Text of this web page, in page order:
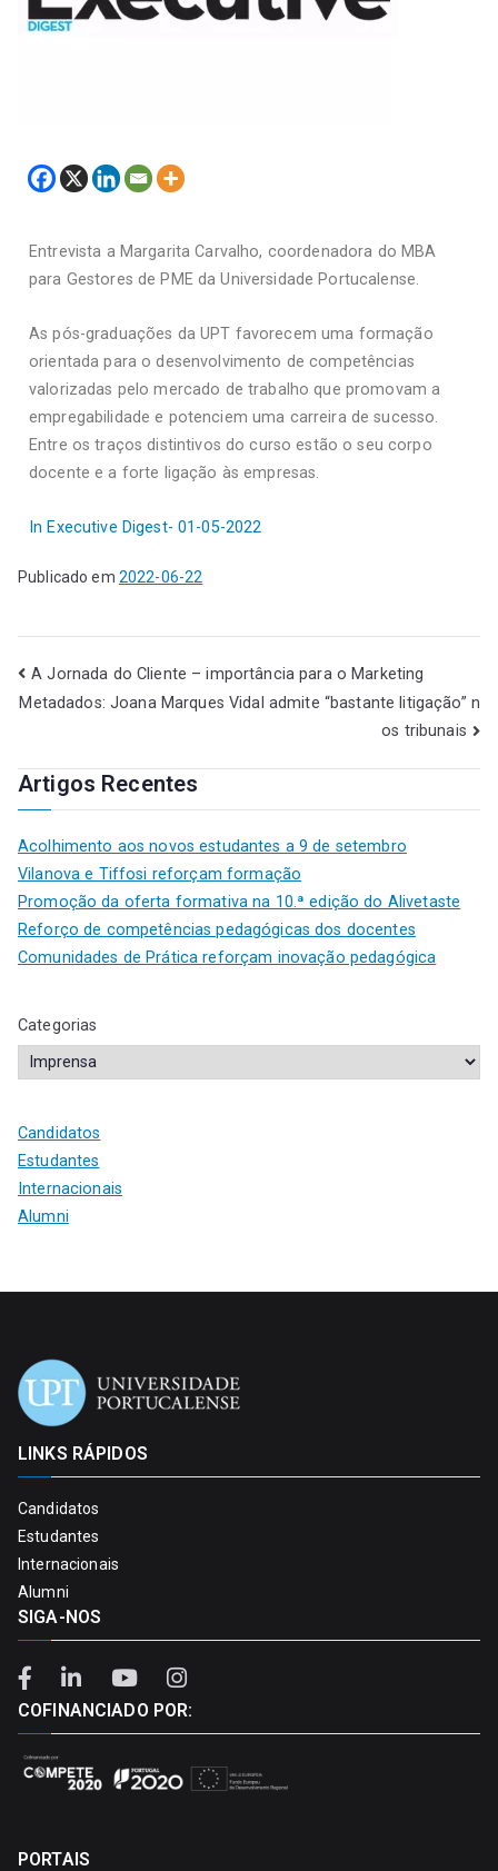
Entrevista a Margarita Carvalho, coordenadora do MBA
para Gestores de PME da Universidade Portucalense.
As pós-graduações da UPT favorecem uma formação
orientada para o desenvolvimento de competências
valorizadas pelo mercado de trabalho que promovam a
empregabilidade e potenciem uma carreira de sucesso.
Entre os traços distintivos do curso estão o seu corpo
docente e a forte ligação às empresas.
In Executive Digest- 01-05-2022
Publicado em 2022-06-22
A Jornada do Cliente – importância para o Marketing
Metadados: Joana Marques Vidal admite “bastante litigação” n
os tribunais
Artigos Recentes
Acolhimento aos novos estudantes a 9 de setembro
Vilanova e Tiffosi reforçam formação
Promoção da oferta formativa na 10.ª edição do Alivetaste
Reforço de competências pedagógicas dos docentes
Comunidades de Prática reforçam inovação pedagógica
Categorias
Candidatos
Estudantes
Internacionais
Alumni
LINKS RÁPIDOS
Candidatos
Estudantes
Internacionais
Alumni
SIGA-NOS
COFINANCIADO POR:
PORTAIS